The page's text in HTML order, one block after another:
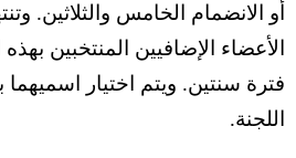
أو الانضمام الخامس والثلاثين.
الأعضاء الإضافيين المنتخبين
فترة سنتين. ويتم اختيار
اللجنة.